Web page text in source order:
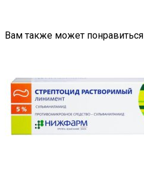
Вам также может понравиться